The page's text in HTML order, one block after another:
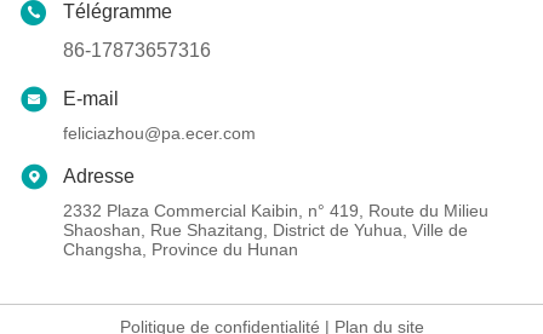
Télégramme
86-17873657316
E-mail
feliciazhou@pa.ecer.com
Adresse
2332 Plaza Commercial Kaibin, n° 419, Route du Milieu
Shaoshan, Rue Shazitang, District de Yuhua, Ville de
Changsha, Province du Hunan
Politique de confidentialité | Plan du site